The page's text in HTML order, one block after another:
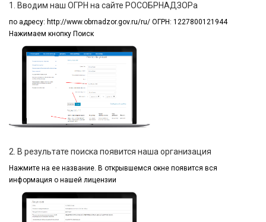
1. Вводим наш ОГРН на сайте РОСОБРНАДЗОРа
по адресу: http://www.obrnadzor.gov.ru/ru/ ОГРН: 1227800121944
Нажимаем кнопку Поиск
2. В результате поиска появится наша организация
Нажмите на ее название. В открывшемся окне появится вся
информация о нашей лицензии